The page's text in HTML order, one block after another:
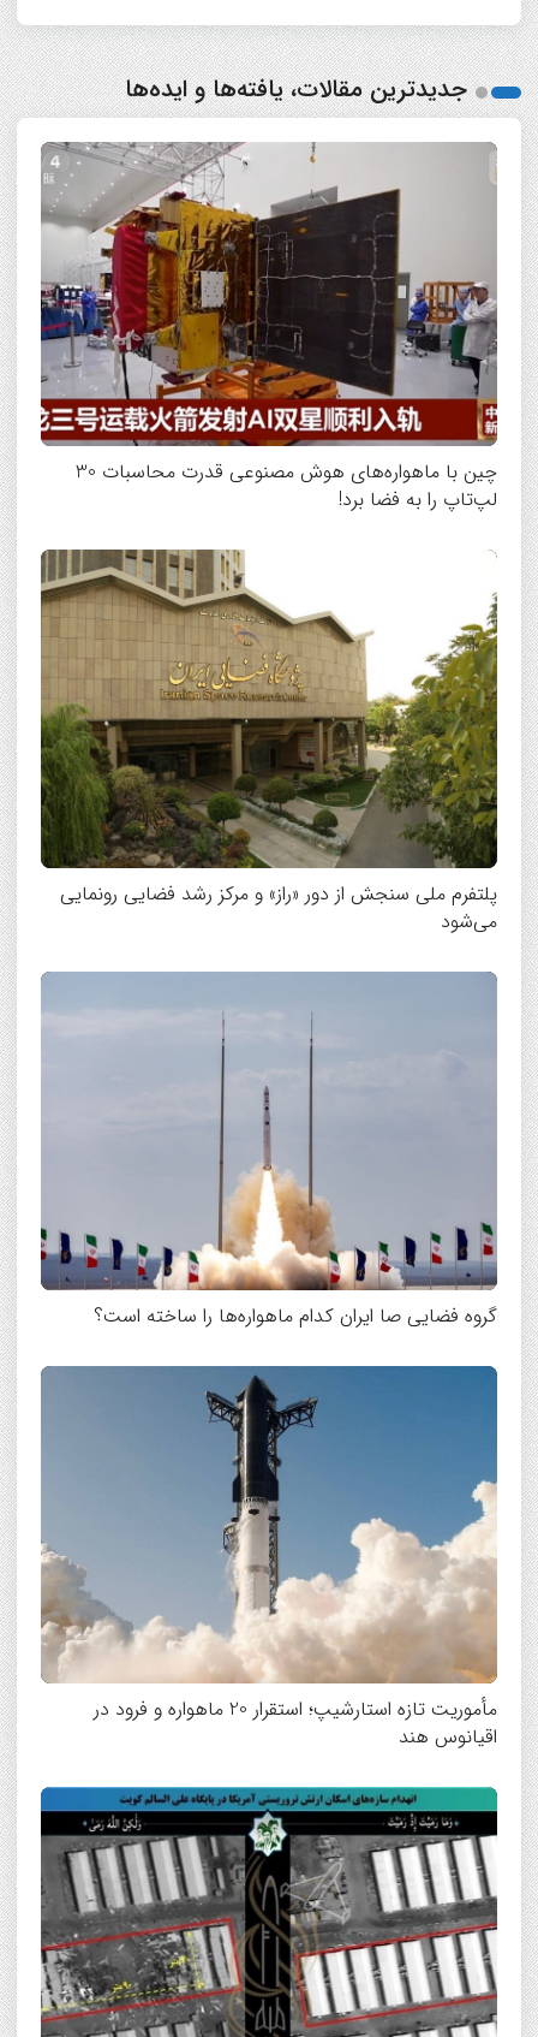
جدیدترین مقالات، یافته‌ها و ایده‌ها
چین با ماهواره‌های هوش مصنوعی قدرت محاسبات 30
لپ‌تاپ را به فضا برد!
پلتفرم ملی سنجش از دور «راز» و مرکز رشد فضایی رونمایی
می‌شود
گروه فضایی صا ایران کدام ماهواره‌ها را ساخته است؟
مأموریت تازه استارشیپ؛ استقرار 20 ماهواره و فرود در
اقیانوس هند